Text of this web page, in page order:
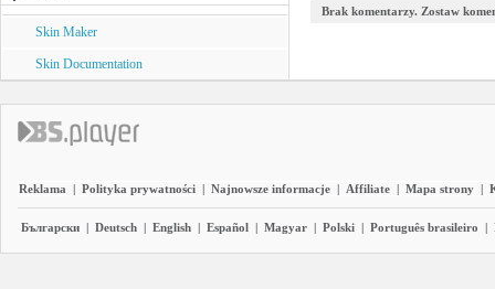
Skin Maker
Skin Documentation
Brak komentarzy. Zostaw
Reklama | Polityka prywatności | Najnowsze informacje | Affiliate | Mapa strony |
Български | Deutsch | English | Español | Magyar | Polski | Português brasileiro |